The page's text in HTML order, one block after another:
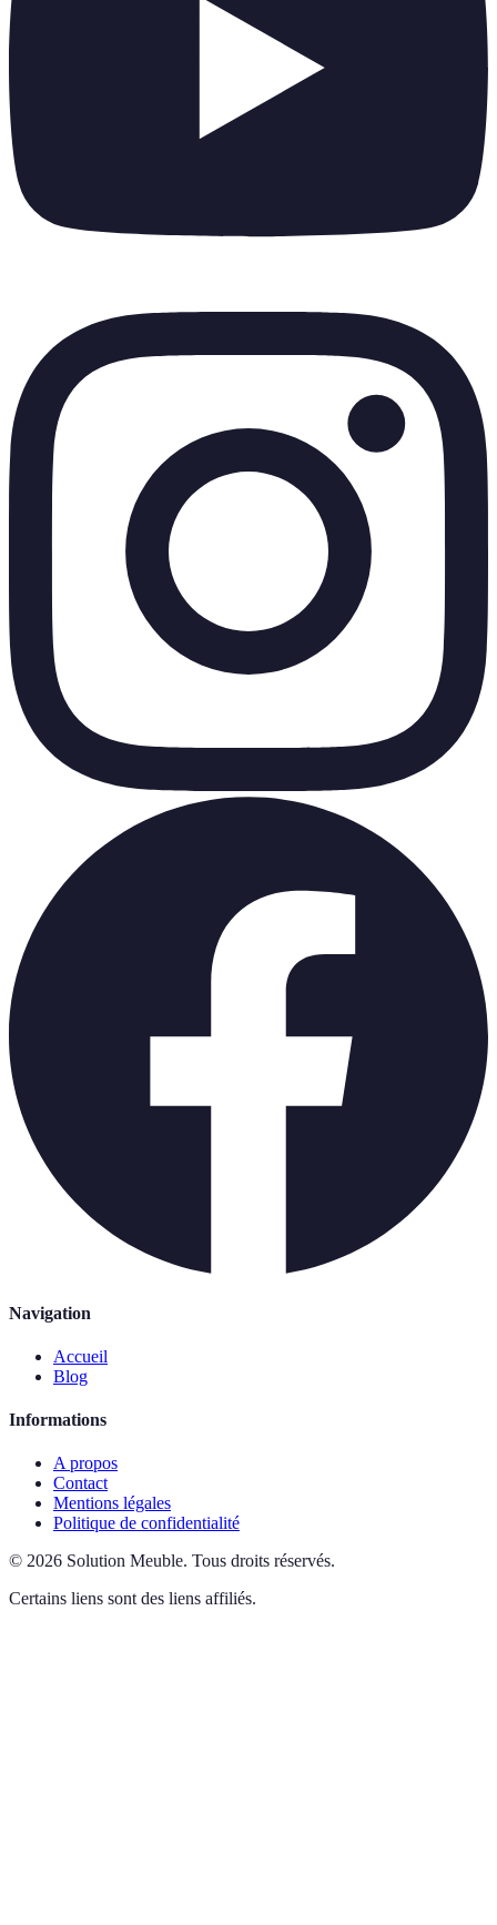
Navigation
Accueil
Blog
Informations
A propos
Contact
Mentions légales
Politique de confidentialité
© 2026 Solution Meuble. Tous droits réservés.
Certains liens sont des liens affiliés.